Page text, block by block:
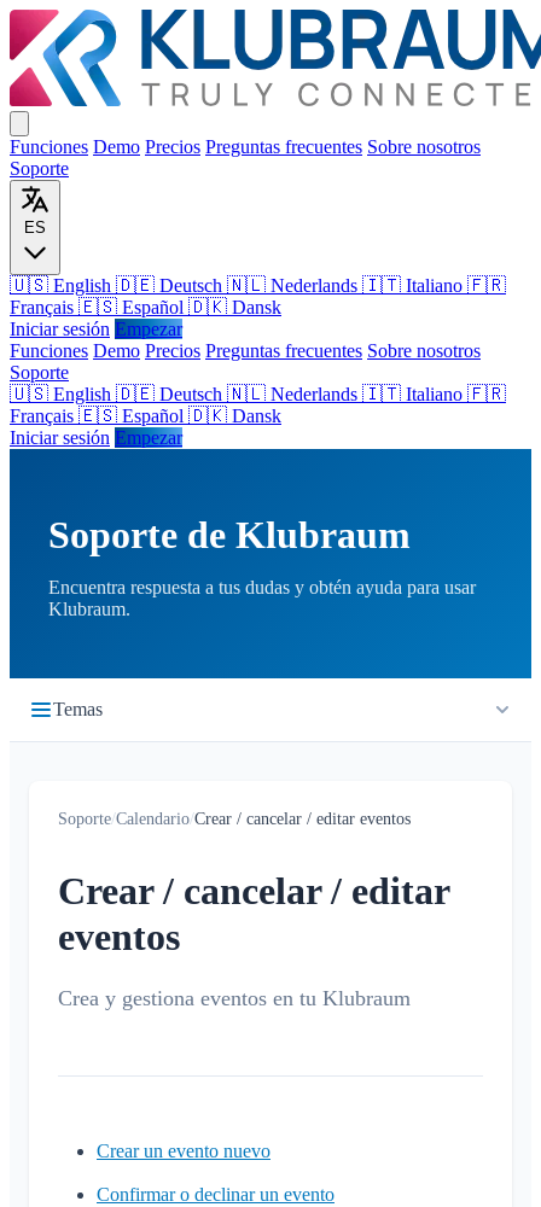
Funciones Demo Precios Preguntas frecuentes Sobre nosotros
Soporte
ES
🇺🇸 English 🇩🇪 Deutsch 🇳🇱 Nederlands 🇮🇹 Italiano 🇫🇷
Français 🇪🇸 Español 🇩🇰 Dansk
Iniciar sesión Empezar
Funciones Demo Precios Preguntas frecuentes Sobre nosotros
Soporte
🇺🇸 English 🇩🇪 Deutsch 🇳🇱 Nederlands 🇮🇹 Italiano 🇫🇷
Français 🇪🇸 Español 🇩🇰 Dansk
Iniciar sesión Empezar
Soporte de Klubraum
Encuentra respuesta a tus dudas y obtén ayuda para usar
Klubraum.
Temas
Unirse a un Klubraum
Nuevo Klubraum
¿Qué es la cronología?
Calendario
¿Qué es el calendario?
Crear / cancelar / editar eventos
Compartir ubicación
Calendario personal
Soporte/Calendario/Crear / cancelar / editar eventos
Crear / cancelar / editar
eventos
Crea y gestiona eventos en tu Klubraum
Crear un evento nuevo
Confirmar o declinar un evento